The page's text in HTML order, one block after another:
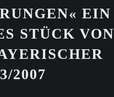
EIN
STÜCK VON
2007